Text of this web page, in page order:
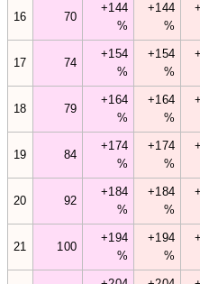
16 70
+144
%
+144
%
17 74
+154
%
+154
%
18 79
+164
%
+164
%
19 84
+174
%
+174
%
20 92
+184
%
+184
%
21 100
+194
%
+194
%